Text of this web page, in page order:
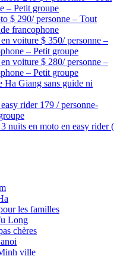
– Petit groupe
$ 290/ personne – Tout
francophone
voiture $ 350/ personne –
– Petit groupe
voiture $ 280/ personne –
– Petit groupe
Giang sans guide ni
rider 179 / personne-
nuits en moto en easy rider (
les familles
Long
chères
ville